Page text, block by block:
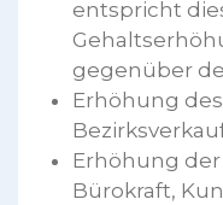
entspricht
gegenüber
Erhöhung
Erhöhung
Bürokraft,